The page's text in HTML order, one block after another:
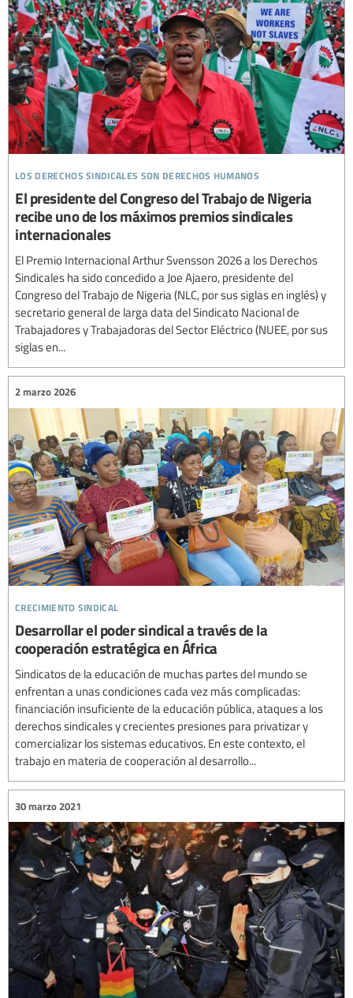
los derechos sindicales son derechos humanos
El presidente del Congreso del Trabajo de Nigeria
recibe uno de los máximos premios sindicales
internacionales
El Premio Internacional Arthur Svensson 2026 a los Derechos
Sindicales ha sido concedido a Joe Ajaero, presidente del
Congreso del Trabajo de Nigeria (NLC, por sus siglas en inglés) y
secretario general de larga data del Sindicato Nacional de
Trabajadores y Trabajadoras del Sector Eléctrico (NUEE, por sus
siglas en...
crecimiento sindical
2 marzo 2026
Desarrollar el poder sindical a través de la
cooperación estratégica en África
Sindicatos de la educación de muchas partes del mundo se
enfrentan a unas condiciones cada vez más complicadas:
financiación insuficiente de la educación pública, ataques a los
derechos sindicales y crecientes presiones para privatizar y
comercializar los sistemas educativos. En este contexto, el
trabajo en materia de cooperación al desarrollo...
30 marzo 2021